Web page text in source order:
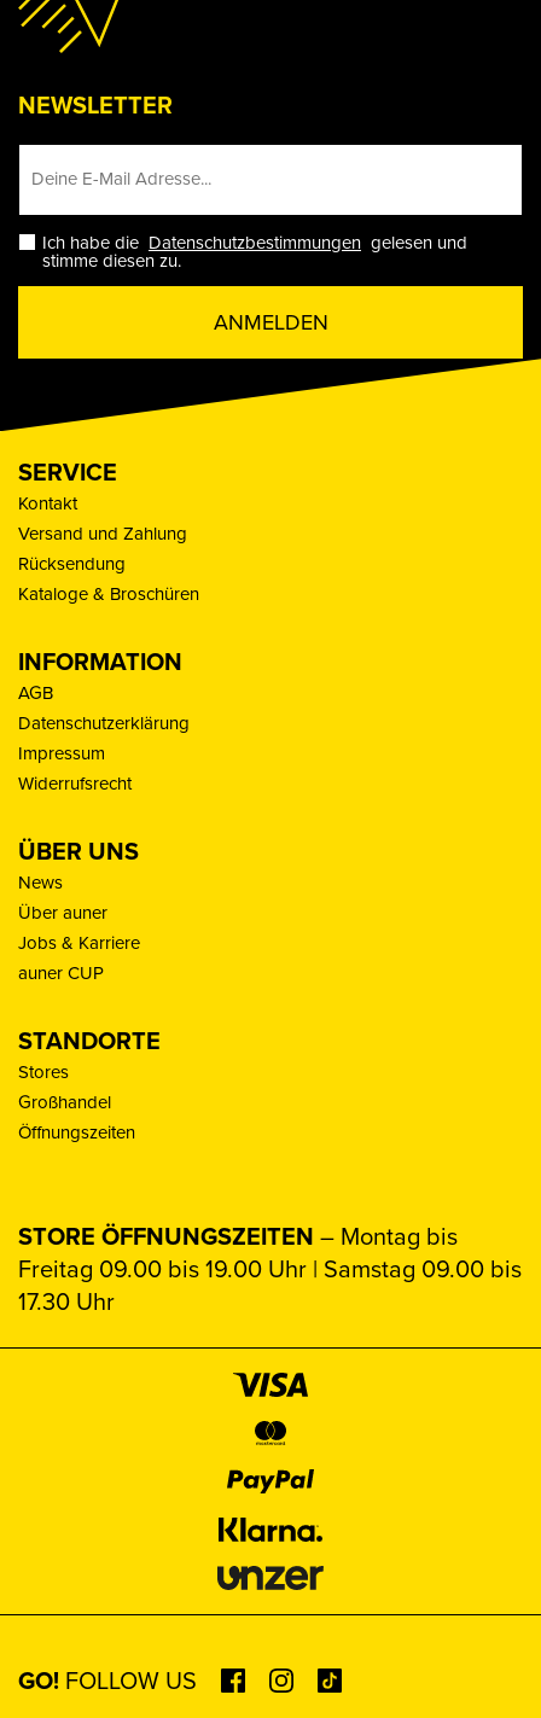
NEWSLETTER
Ich habe die Datenschutzbestimmungen gelesen und
stimme diesen zu.
ANMELDEN
SERVICE
Kontakt
Versand und Zahlung
Rücksendung
Kataloge & Broschüren
INFORMATION
AGB
Datenschutzerklärung
Impressum
Widerrufsrecht
ÜBER UNS
News
Über auner
Jobs & Karriere
auner CUP
STANDORTE
Stores
Großhandel
Öffnungszeiten
STORE ÖFFNUNGSZEITEN – Montag bis
Freitag 09.00 bis 19.00 Uhr | Samstag 09.00 bis
17.30 Uhr
GO! FOLLOW US